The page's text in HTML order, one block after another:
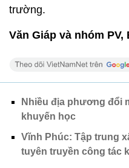
trường.
Văn Giáp và nhóm PV,
Nhiều địa phương đổi
khuyến học
Vĩnh Phúc: Tập trung
tuyên truyền công tác